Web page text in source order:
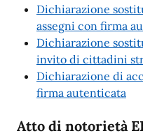
Dichiarazione
assegni con firma
Dichiarazione
invito di cittadini
Dichiarazione di
firma autenticata
Atto di notorietà